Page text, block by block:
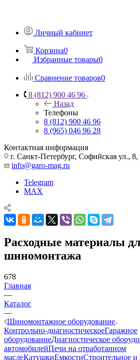
Личный кабинет
Корзина0
Избранные товары0
Сравнение товаров0
8 (812) 900 46 96
Назад
Телефоны
8 (812) 900 46 96
8 (965) 046 96 28
Контактная информация
г. Санкт-Петербург, Софийская ул., 8,
info@garo-mag.ru
Telegram
MAX
Расходные материалы
шиномонтажа
678
Главная
—
Каталог
—
Шиномонтажное оборудование
Контрольно-диагностическоеГаражное
оборудованиеДиагностическое
автомобилейПечи на отработанном
маслеКатушкиЕмкостиСтроительное и